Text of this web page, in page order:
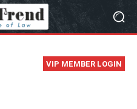
VIP MEMBER LOGIN